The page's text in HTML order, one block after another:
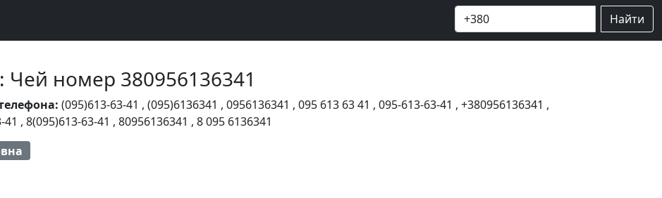
Найти
Чей номер 380956136341
(095)613-63-41 , (095)6136341 , 0956136341 , 095 613 63 41 , 095-613-63-41 , +380956136341 ,
41 , 8(095)613-63-41 , 80956136341 , 8 095 6136341